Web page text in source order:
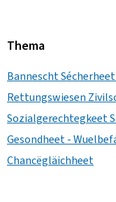
Thema
Bannescht
Rettungswiesen
Sozialgerechtegkeet
Gesondheet -
Chancëgläichheet